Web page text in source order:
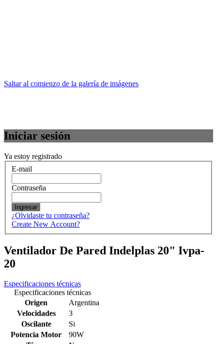
Saltar al comienzo de la galería de imágenes
Iniciar sesión
Ya estoy registrado
E-mail
Contraseña
Ingresar
¿Olvidaste tu contraseña?
Create New Account?
Ventilador De Pared Indelplas 20" Ivpa-
20
Especificaciones técnicas
Especificaciones técnicas
Origen
Argentina
Velocidades
3
Oscilante
Si
Potencia Motor
90W